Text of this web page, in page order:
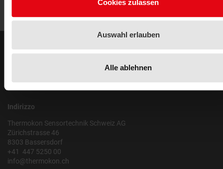
Cookies zulassen
Auswahl erlauben
Alle ablehnen
Note Legali
Politica sulla privacy
Indirizzo
Thermokon Sensortechnik Schweiz AG
Zürichstrasse 46
8303 Bassersdorf
+41 447 5250 00
info@thermokon.ch